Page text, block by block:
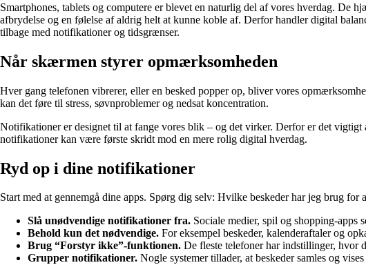
Smartphones, tablets og computere er blevet en naturlig del af vores hverdag.
afbrydelse og en følelse af aldrig helt at kunne koble af. Derfor handler digital
tilbage med notifikationer og tidsgrænser.
Når skærmen styrer opmærksomheden
Hver gang telefonen vibrerer, eller en besked popper op, bliver vores
kan det føre til stress, søvnproblemer og nedsat koncentration.
Notifikationer er designet til at fange vores blik – og det virker. Derfor er det
notifikationer kan være første skridt mod en mere rolig digital hverdag.
Ryd op i dine notifikationer
Start med at gennemgå dine apps. Spørg dig selv: Hvilke beskeder har jeg brug for
Slå unødvendige notifikationer fra. Sociale medier, spil og shopping-apps
Behold kun det nødvendige. For eksempel beskeder, kalenderaftaler og
Brug “Forstyr ikke”-funktionen. De fleste telefoner har indstillinger, hvor
Grupper notifikationer. Nogle systemer tillader, at beskeder samles og